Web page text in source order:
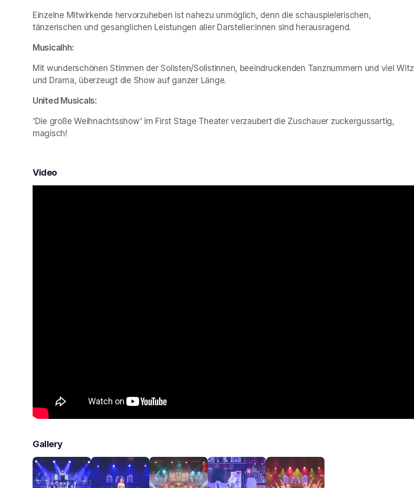
Einzelne Mitwirkende hervorzuheben ist nahezu unmöglich, denn die schauspielerischen,
tänzerischen und gesanglichen Leistungen aller Darsteller:innen sind herausragend.
Musicalhh:
Mit wunderschönen Stimmen der Solisten/Solistinnen, beeindruckenden Tanznummern und viel Witz
und Drama, überzeugt die Show auf ganzer Länge.
United Musicals:
'Die große Weihnachtsshow' im First Stage Theater verzaubert die Zuschauer zuckergussartig,
magisch!
Video
Gallery